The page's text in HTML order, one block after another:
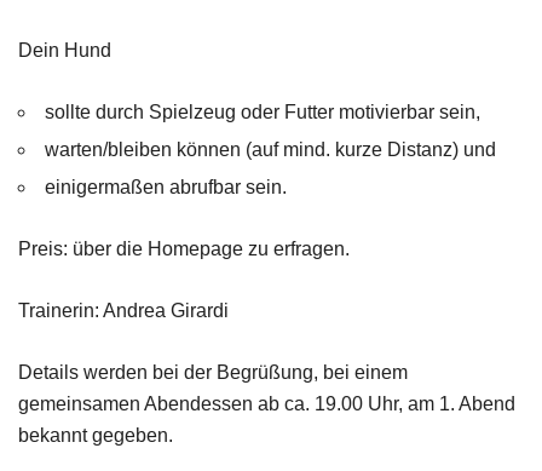
Dein Hund
sollte durch Spielzeug oder Futter motivierbar sein,
warten/bleiben können (auf mind. kurze Distanz) und
einigermaßen abrufbar sein.
Preis: über die Homepage zu erfragen.
Trainerin: Andrea Girardi
Details werden bei der Begrüßung, bei einem
gemeinsamen Abendessen ab ca. 19.00 Uhr, am 1. Abend
bekannt gegeben.